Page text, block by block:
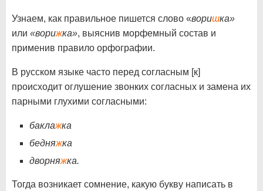
Узнаем, как правильное пишется слово «воришка»
или «ворижка», выяснив морфемный состав и
применив правило орфографии.
В русском языке часто перед согласным [к]
происходит оглушение звонких согласных и замена их
парными глухими согласными:
баклажка
бедняжка
дворняжка.
Тогда возникает сомнение, какую букву написать в